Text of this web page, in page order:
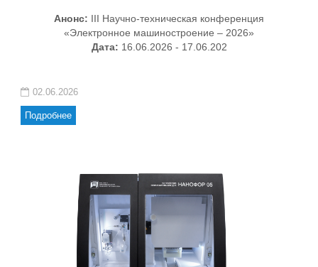
Анонс: III Научно-техническая конференция
«Электронное машиностроение – 2026»
Дата: 16.06.2026 - 17.06.202
02.06.2026
Подробнее